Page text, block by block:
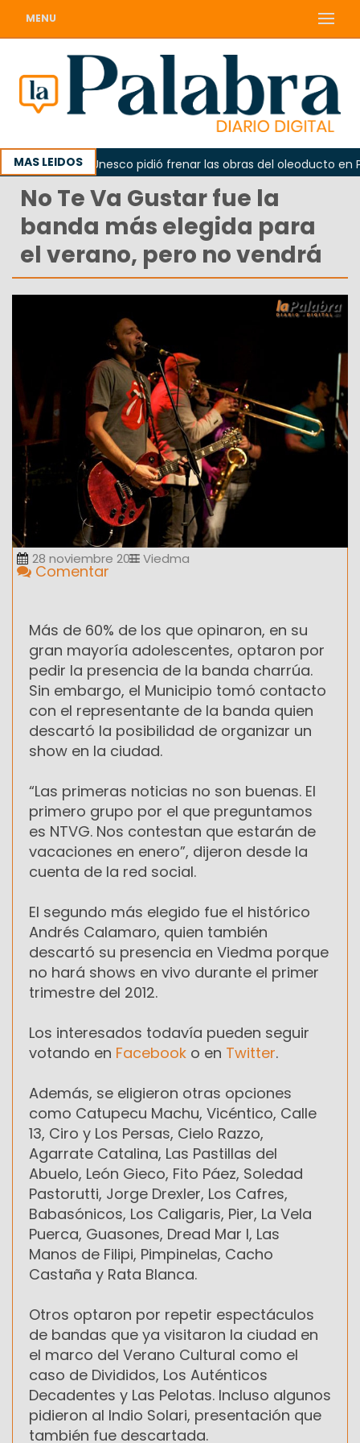
MENU
MAS LEIDOSLa Unesco pidió frenar las obras del oleoducto en
No Te Va Gustar fue la
banda más elegida para
el verano, pero no vendrá
28 noviembre 2011 Viedma
Comentar
Más de 60% de los que opinaron, en su
gran mayoría adolescentes, optaron por
pedir la presencia de la banda charrúa.
Sin embargo, el Municipio tomó contacto
con el representante de la banda quien
descartó la posibilidad de organizar un
show en la ciudad.
“Las primeras noticias no son buenas. El
primero grupo por el que preguntamos
es NTVG. Nos contestan que estarán de
vacaciones en enero”, dijeron desde la
cuenta de la red social.
El segundo más elegido fue el histórico
Andrés Calamaro, quien también
descartó su presencia en Viedma porque
no hará shows en vivo durante el primer
trimestre del 2012.
Los interesados todavía pueden seguir
votando en Facebook o en Twitter.
Además, se eligieron otras opciones
como Catupecu Machu, Vicéntico, Calle
13, Ciro y Los Persas, Cielo Razzo,
Agarrate Catalina, Las Pastillas del
Abuelo, León Gieco, Fito Páez, Soledad
Pastorutti, Jorge Drexler, Los Cafres,
Babasónicos, Los Caligaris, Pier, La Vela
Puerca, Guasones, Dread Mar I, Las
Manos de Filipi, Pimpinelas, Cacho
Castaña y Rata Blanca.
Otros optaron por repetir espectáculos
de bandas que ya visitaron la ciudad en
el marco del Verano Cultural como el
caso de Divididos, Los Auténticos
Decadentes y Las Pelotas. Incluso algunos
pidieron al Indio Solari, presentación que
también fue descartada.